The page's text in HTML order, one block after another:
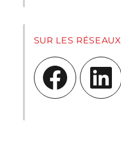
SUR LES RÉSEAUX
Facebook LinkedIn